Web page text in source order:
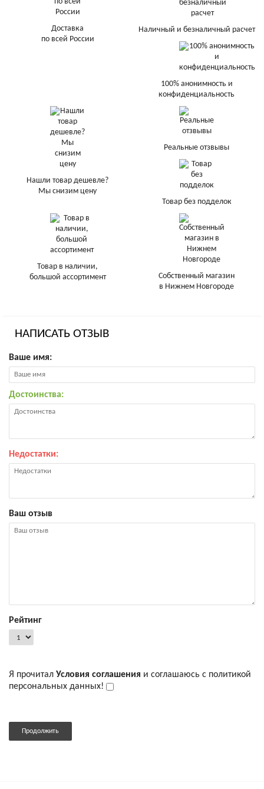
Доставка
по всей России
Наличный и безналичный расчет
100% анонимность и
конфиденциальность
Нашли товар дешевле?
Мы снизим цену
Реальные отзвывы
Товар без подделок
Товар в наличии,
большой ассортимент
Собственный магазин
в Нижнем Новгороде
НАПИСАТЬ ОТЗЫВ
Ваше имя:
Достоинства:
Недостатки:
Ваш отзыв
Рейтинг
Я прочитал Условия соглашения и соглашаюсь с политикой
персональных данных!
Продолжить